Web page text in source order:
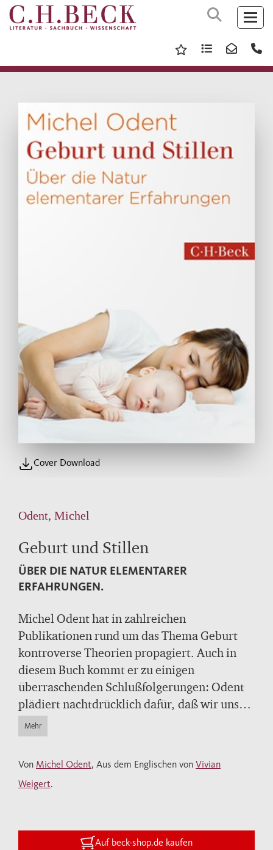
Cover Download
Odent, Michel
Geburt und Stillen
ÜBER DIE NATUR ELEMENTARER
ERFAHRUNGEN.
Michel Odent hat in zahlreichen
Publikationen rund um das Thema Geburt
kontroverse Theorien propagiert. Auch in
diesem Buch kommt er zu einigen
überraschenden Schlußfolgerungen: Odent
plädiert nachtdrücklich dafür, daß wir uns
wieder auf unsere Säugetierwurzeln und
Säugetierbedürfnisse besinnen, daß Mütter
Instinkten und der Natur folgen. Das
provokante und visionäre Buch ist ein
diejenigen, die zu den elementaren
Mehr
Von Michel Odent, Aus dem Englischen von Vivian
Weigert.
Auf beck-shop.de kaufen